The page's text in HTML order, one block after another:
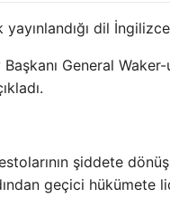
dil
Başkanı General
şiddete
geçici